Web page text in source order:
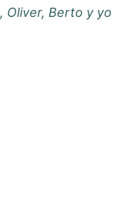
Oliver, Berto y yo